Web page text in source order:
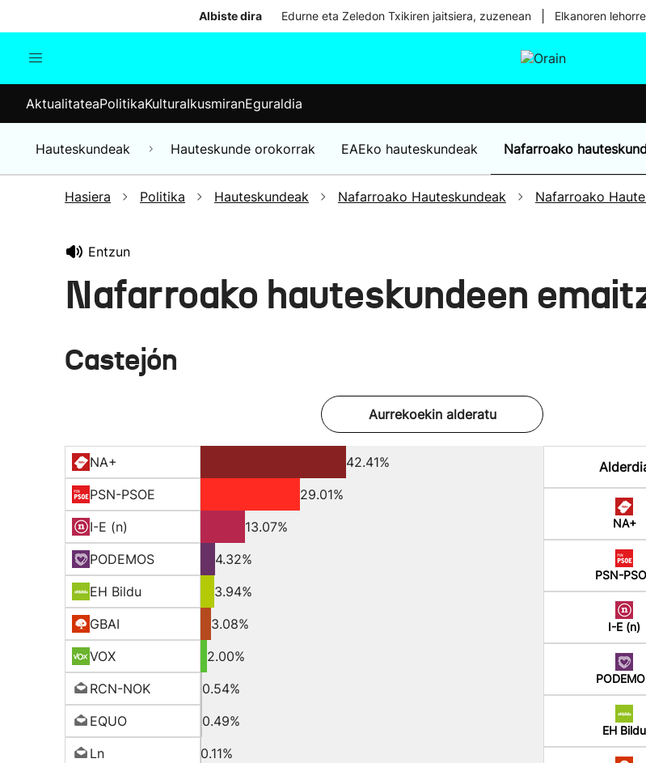
Albiste dira Edurne eta Zeledon Txikiren jaitsiera, zuzenean Elkanoren
Munduko albisteak
Hauteskundeak
AktualitateaPolitikaKulturaIkusmiranEguraldia
Hauteskundeak Hauteskunde orokorrak EAEko hauteskundeak Nafarroako
Hasiera Politika Hauteskundeak Nafarroako Hauteskundeak Nafarroako
Entzun
Nafarroako hauteskundeen
Castejón
Aurrekoekin alderatu
NA+
42.41%
PSN-PSOE
29.01%
I-E (n)
13.07%
PODEMOS
4.32%
EH Bildu
3.94%
GBAI
3.08%
VOX
2.00%
RCN-NOK
0.54%
EQUO
0.49%
Ln
0.11%
NA+
PSN-
I-E (n)
EH Bildu